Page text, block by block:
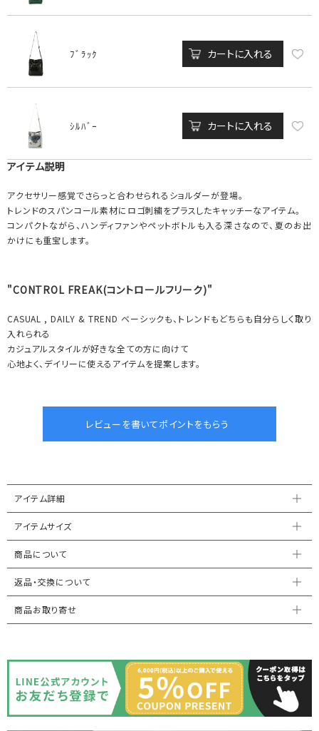
ﾌﾞﾗｯｸ カートに入れる
ｼﾙﾊﾞｰ カートに入れる
アイテム説明
アクセサリー感覚でさらっと合わせられるショルダーが登場。
トレンドのスパンコール素材にロゴ刺繍をプラスしたキャッチーなアイテム。
コンパクトながら、ハンディファンやペットボトルも入る深さなので、夏のお出
かけにも重宝します。
"CONTROL FREAK(コントロールフリーク)"
CASUAL , DAILY & TREND ベーシックも、トレンドもどちらも自分らしく取り
入れられる
カジュアルスタイルが好きな全ての方に向けて
心地よく、デイリーに使えるアイテムを提案します。
アイテム詳細
アイテムサイズ
商品について
返品・交換について
商品お取り寄せ